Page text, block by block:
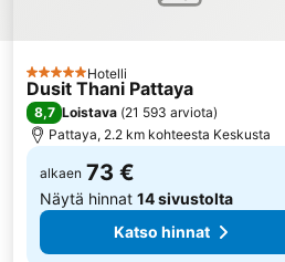
5 Tähtiluokitus
Hotelli
Dusit Thani Pattaya
8,7 Loistava (21 593 arviota)
Pattaya, 2.2 km kohteesta Keskusta
alkaen 73 €
Näytä hinnat 14 sivustolta
Katso hinnat